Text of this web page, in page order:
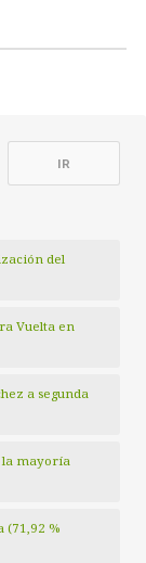
del
Vuelta en
a segunda
la mayoría
%